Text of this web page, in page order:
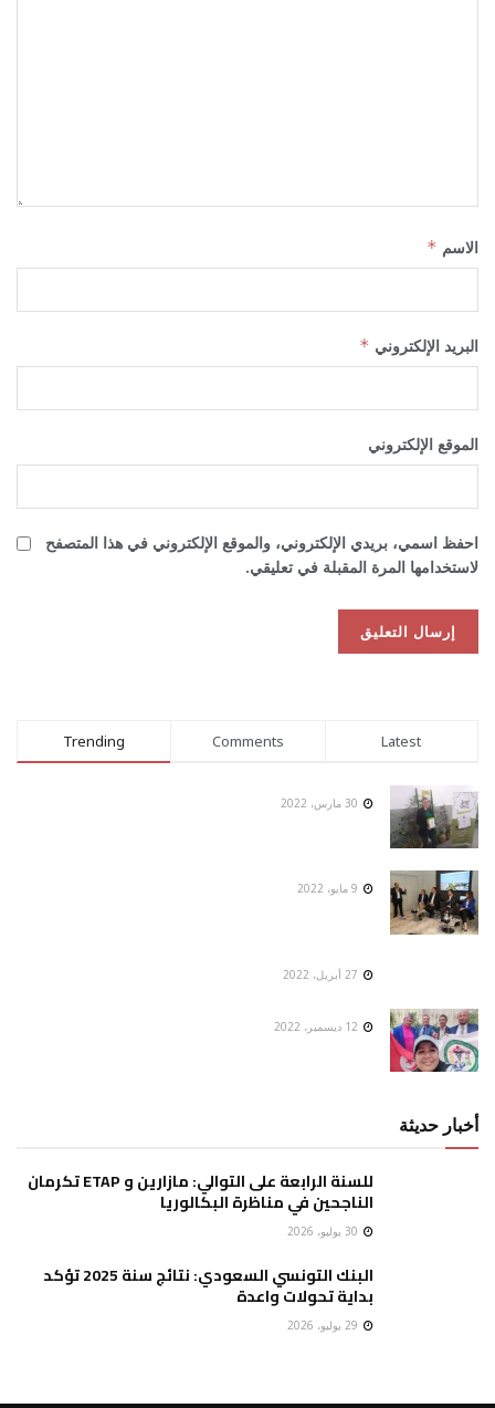
الاسم *
البريد الإلكتروني *
الموقع الإلكتروني
احفظ اسمي، بريدي الإلكتروني، والموقع الإلكتروني في هذا المتصفح
لاستخدامها المرة المقبلة في تعليقي.
Trending Comments Latest
أخبار حديثة
للسنة الرابعة على التوالي: مازارين و ETAP تكرمان
الناجحين في مناظرة البكالوريا
البنك التونسي السعودي: نتائج سنة 2025 تؤكد
بداية تحولات واعدة